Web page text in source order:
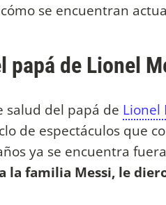
se encuentran
papá de Lionel
salud del papá de Lionel
de espectáculos que
ya se encuentra
la familia Messi, le